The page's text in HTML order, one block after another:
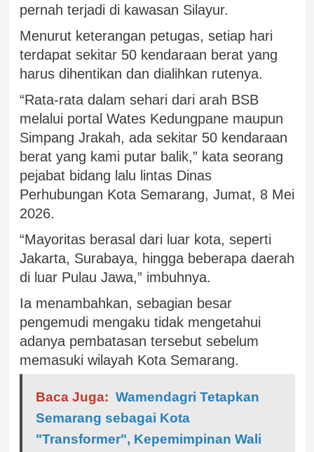
pernah terjadi di kawasan Silayur.
Menurut keterangan petugas, setiap hari
terdapat sekitar 50 kendaraan berat yang
harus dihentikan dan dialihkan rutenya.
“Rata-rata dalam sehari dari arah BSB
melalui portal Wates Kedungpane maupun
Simpang Jrakah, ada sekitar 50 kendaraan
berat yang kami putar balik,” kata seorang
pejabat bidang lalu lintas Dinas
Perhubungan Kota Semarang, Jumat, 8 Mei
2026.
“Mayoritas berasal dari luar kota, seperti
Jakarta, Surabaya, hingga beberapa daerah
di luar Pulau Jawa,” imbuhnya.
Ia menambahkan, sebagian besar
pengemudi mengaku tidak mengetahui
adanya pembatasan tersebut sebelum
memasuki wilayah Kota Semarang.
Baca Juga: Wamendagri Tetapkan
Semarang sebagai Kota
"Transformer", Kepemimpinan Wali